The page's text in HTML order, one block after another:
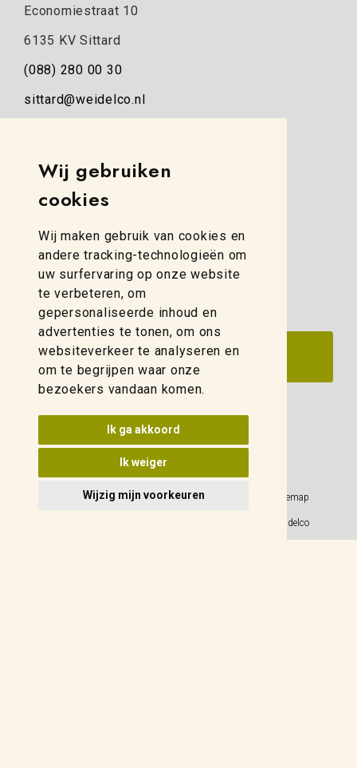
Wij gebruiken
cookies
Wij maken gebruik van cookies en
andere tracking-technologieën om
uw surfervaring op onze website
te verbeteren, om
gepersonaliseerde inhoud en
advertenties te tonen, om ons
websiteverkeer te analyseren en
om te begrijpen waar onze
bezoekers vandaan komen.
Ik ga akkoord
Ik weiger
Wijzig mijn voorkeuren
Economiestraat 10
6135 KV Sittard
(088) 280 00 30
sittard@weidelco.nl
Simon Stevinweg 8
8013 NB Zwolle
zwolle@weidelco.nl
Update cookies voorkeuren
Privacy Policy Sitemap
© 2026 Weidelco